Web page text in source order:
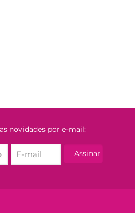
novidades por e-mail: